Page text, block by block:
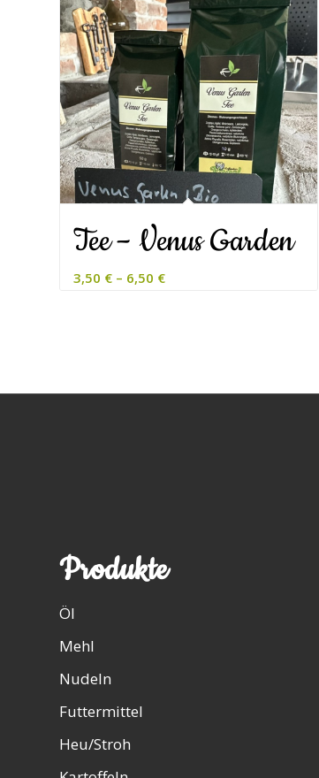
Tee – Venus Garden
3,50 € – 6,50 €
Produkte
Öl
Mehl
Nudeln
Futtermittel
Heu/Stroh